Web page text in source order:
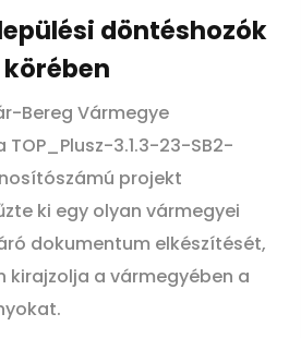
döntéshozók
körében
Bereg Vármegye
3.1.3-23-SB2-
projekt
ki egy olyan vármegyei
dokumentum elkészítését,
kirajzolja a vármegyében a